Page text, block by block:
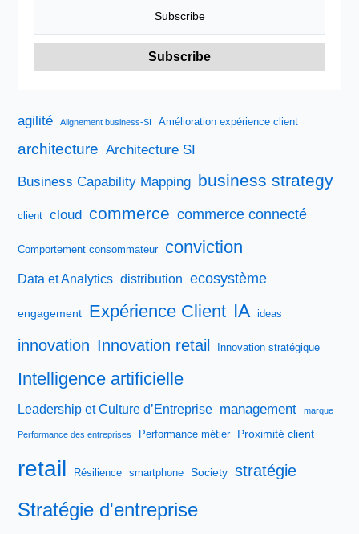
agilité Alignement business-SI Amélioration expérience client
architecture Architecture SI
Business Capability Mapping business strategy
client cloud commerce commerce connecté
Comportement consommateur conviction
Data et Analytics distribution ecosystème
engagement Expérience Client IA ideas
innovation Innovation retail Innovation stratégique
Intelligence artificielle
Leadership et Culture d’Entreprise management marque
Performance des entreprises Performance métier Proximité client
retail Résilience smartphone Society stratégie
Stratégie d'entreprise